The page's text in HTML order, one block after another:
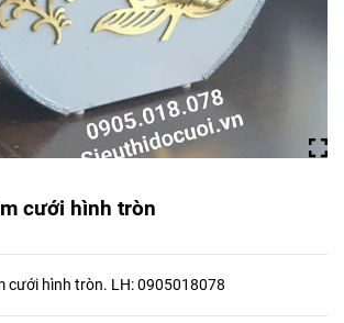
cưới hình tròn
cưới hình tròn. LH: 0905018078